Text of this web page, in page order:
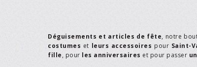
Déguisements et articles de fête, notre
costumes et leurs accessoires pour Saint-
fille, pour les anniversaires et pour passer